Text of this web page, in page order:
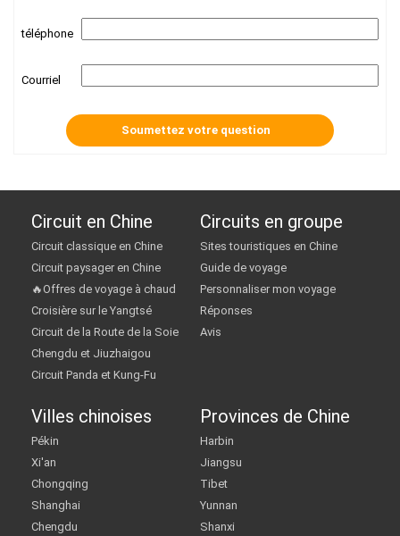
téléphone
Courriel
Circuit en Chine
Circuit classique en Chine
Circuit paysager en Chine
🔥Offres de voyage à chaud
Croisière sur le Yangtsé
Circuit de la Route de la Soie
Chengdu et Jiuzhaigou
Circuit Panda et Kung-Fu
Circuits en groupe
Sites touristiques en Chine
Guide de voyage
Personnaliser mon voyage
Réponses
Avis
Villes chinoises
Pékin
Xi'an
Chongqing
Shanghai
Chengdu
Provinces de Chine
Harbin
Jiangsu
Tibet
Yunnan
Shanxi